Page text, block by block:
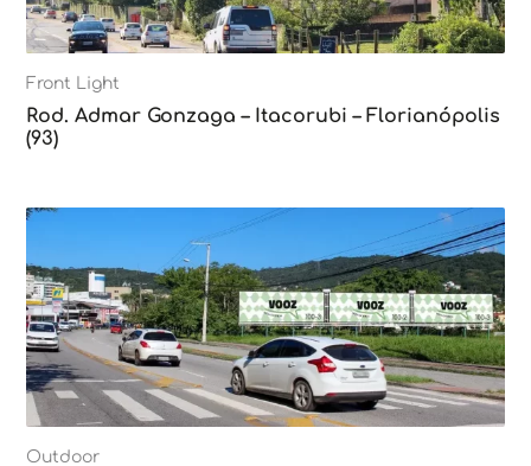
Front Light
Rod. Admar Gonzaga – Itacorubi – Florianópolis
(93)
Outdoor